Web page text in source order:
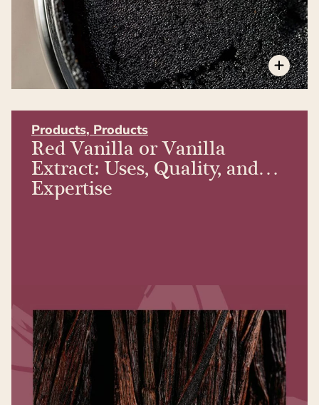
Products, Products
Red Vanilla or Vanilla
Extract: Uses, Quality, and
Expertise